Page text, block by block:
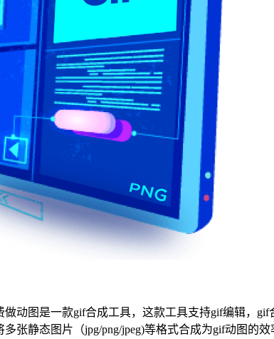
做动图是一款gif合成工具，这款工具支持gif编辑，
张静态图片（jpg/png/jpeg)等格式合成为gif动图的